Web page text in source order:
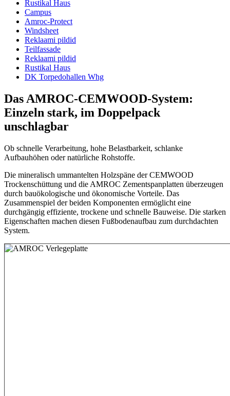
Rustikal Haus
Campus
Amroc-Protect
Windsheet
Reklaami pildid
Teilfassade
Reklaami pildid
Rustikal Haus
DK Torpedohallen Whg
Das AMROC-CEMWOOD-System:
Einzeln stark, im Doppelpack
unschlagbar
Ob schnelle Verarbeitung, hohe Belastbarkeit, schlanke
Aufbauhöhen oder natürliche Rohstoffe.
Die mineralisch ummantelten Holzspäne der CEMWOOD
Trockenschüttung und die AMROC Zementspanplatten überzeugen
durch bauökologische und ökonomische Vorteile. Das
Zusammenspiel der beiden Komponenten ermöglicht eine
durchgängig effiziente, trockene und schnelle Bauweise. Die starken
Eigenschaften machen diesen Fußbodenaufbau zum durchdachten
System.